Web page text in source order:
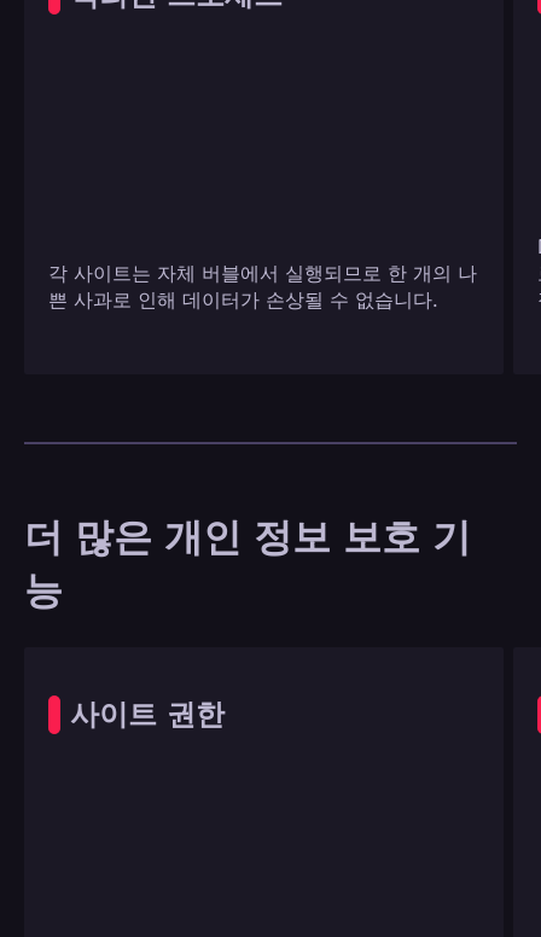
각 사이트는 자체 버블에서 실행되므로 한 개의 나
쁜 사과로 인해 데이터가 손상될 수 없습니다.
더 많은 개인 정보 보호 기
능
사이트 권한